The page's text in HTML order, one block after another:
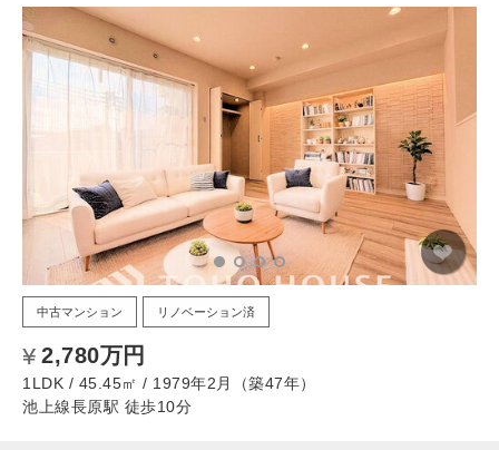
中古マンション リノベーション済
2,780万円
1LDK / 45.45㎡ / 1979年2月（築47年）
池上線長原駅 徒歩10分